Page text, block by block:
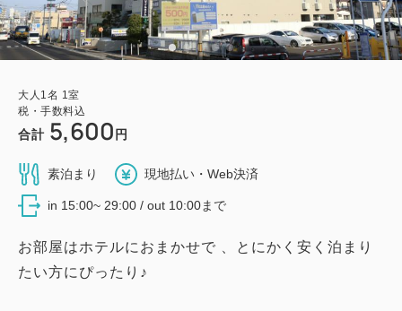
大人 1 名 1 室
税・手数料込
合計 5,600 円
素泊まり 現地払い・Web決済
in 15:00~ 29:00 / out 10:00まで
お部屋はホテルにおまかせで 、とにかく安く泊まり
たい方にぴったり♪